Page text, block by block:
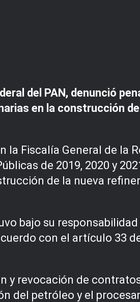
del PAN, denunció
en la construcción
la Fiscalía General de la
de 2019, 2020 y
de la nueva
bajo su
con el artículo 33
y revocación de
del petróleo y el